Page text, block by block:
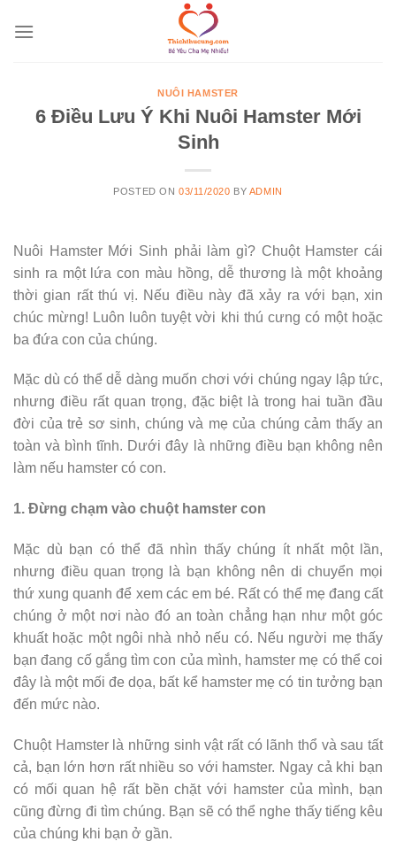
NUÔI HAMSTER
6 Điều Lưu Ý Khi Nuôi Hamster Mới
Sinh
POSTED ON 03/11/2020 BY ADMIN
Nuôi Hamster Mới Sinh phải làm gì? Chuột Hamster cái
sinh ra một lứa con màu hồng, dễ thương là một khoảng
thời gian rất thú vị. Nếu điều này đã xảy ra với bạn, xin
chúc mừng! Luôn luôn tuyệt vời khi thú cưng có một hoặc
ba đứa con của chúng.
Mặc dù có thể dễ dàng muốn chơi với chúng ngay lập tức,
nhưng điều rất quan trọng, đặc biệt là trong hai tuần đầu
đời của trẻ sơ sinh, chúng và mẹ của chúng cảm thấy an
toàn và bình tĩnh. Dưới đây là những điều bạn không nên
làm nếu hamster có con.
1. Đừng chạm vào chuột hamster con
Mặc dù bạn có thể đã nhìn thấy chúng ít nhất một lần,
nhưng điều quan trọng là bạn không nên di chuyển mọi
thứ xung quanh để xem các em bé. Rất có thể mẹ đang cất
chúng ở một nơi nào đó an toàn chẳng hạn như một góc
khuất hoặc một ngôi nhà nhỏ nếu có. Nếu người mẹ thấy
bạn đang cố gắng tìm con của mình, hamster mẹ có thể coi
đây là một mối đe dọa, bất kể hamster mẹ có tin tưởng bạn
đến mức nào.
Chuột Hamster là những sinh vật rất có lãnh thổ và sau tất
cả, bạn lớn hơn rất nhiều so với hamster. Ngay cả khi bạn
có mối quan hệ rất bền chặt với hamster của mình, bạn
cũng đừng đi tìm chúng. Bạn sẽ có thể nghe thấy tiếng kêu
của chúng khi bạn ở gần.